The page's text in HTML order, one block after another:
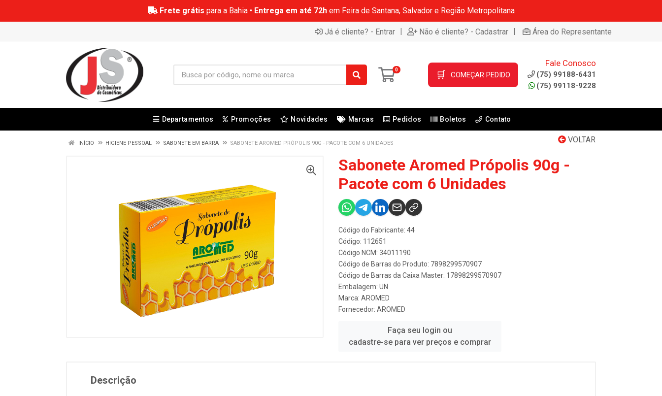
Frete grátis para a Bahia • Entrega em até 72hem Feira de Santana, Salvador e Região Metropolitana
Já é cliente? - Entrar | Não é cliente? - Cadastrar | Área do Representante
0 🛒 COMEÇAR PEDIDO
Fale Conosco
(75) 99188-6431
(75) 99118-9228
Departamentos Promoções Novidades Marcas Pedidos Boletos Contato
VOLTAR
INÍCIO HIGIENE PESSOAL SABONETE EM BARRA SABONETE AROMED PRÓPOLIS 90G - PACOTE COM 6 UNIDADES
Sabonete Aromed Própolis 90g -
Pacote com 6 Unidades
Código do Fabricante: 44
Código: 112651
Código NCM: 34011190
Código de Barras do Produto: 7898299570907
Código de Barras da Caixa Master: 17898299570907
Embalagem: UN
Marca: AROMED
Fornecedor: AROMED
Faça seu login ou
cadastre-se para ver preços e comprar
Descrição